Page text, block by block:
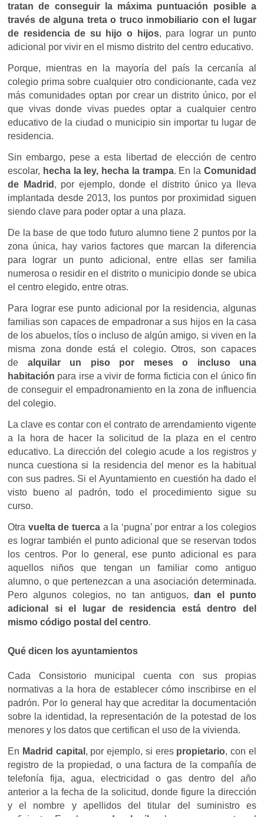
tratan de conseguir la máxima puntuación posible a
través de alguna treta o truco inmobiliario con el lugar
de residencia de su hijo o hijos, para lograr un punto
adicional por vivir en el mismo distrito del centro educativo.
Porque, mientras en la mayoría del país la cercanía al
colegio prima sobre cualquier otro condicionante, cada vez
más comunidades optan por crear un distrito único, por el
que vivas donde vivas puedes optar a cualquier centro
educativo de la ciudad o municipio sin importar tu lugar de
residencia.
Sin embargo, pese a esta libertad de elección de centro
escolar, hecha la ley, hecha la trampa. En laComunidad
de Madrid , por ejemplo, donde el distrito único ya lleva
implantada desde 2013, los puntos por proximidad siguen
siendo clave para poder optar a una plaza.
De la base de que todo futuro alumno tiene 2 puntos por la
zona única, hay varios factores que marcan la diferencia
para lograr un punto adicional, entre ellas ser familia
numerosa o residir en el distrito o municipio donde se ubica
el centro elegido, entre otras.
Para lograr ese punto adicional por la residencia, algunas
familias son capaces de empadronar a sus hijos en la casa
de los abuelos, tíos o incluso de algún amigo, si viven en la
misma zona donde está el colegio. Otros, son capaces
de alquilar un piso por meses o incluso una
habitación para irse a vivir de forma ficticia con el único fin
de conseguir el empadronamiento en la zona de influencia
del colegio.
La clave es contar con el contrato de arrendamiento vigente
a la hora de hacer la solicitud de la plaza en el centro
educativo. La dirección del colegio acude a los registros y
nunca cuestiona si la residencia del menor es la habitual
con sus padres. Si el Ayuntamiento en cuestión ha dado el
visto bueno al padrón, todo el procedimiento sigue su
curso.
Otra vuelta de tuercaa la ‘pugna’ por entrar a los colegios
es lograr también el punto adicional que se reservan todos
los centros. Por lo general, ese punto adicional es para
aquellos niños que tengan un familiar como antiguo
alumno, o que pertenezcan a una asociación determinada.
Pero algunos colegios, no tan antiguos,dan el punto
adicional si el lugar de residencia está dentro del
mismo código postal del centro.
Qué dicen los ayuntamientos
Cada Consistorio municipal cuenta con sus propias
normativas a la hora de establecer cómo inscribirse en el
padrón. Por lo general hay que acreditar la documentación
sobre la identidad, la representación de la potestad de los
menores y los datos que certifican el uso de la vivienda.
En Madrid capital , por ejemplo, si eres propietario, con el
registro de la propiedad, o una factura de la compañía de
telefonía fija, agua, electricidad o gas dentro del año
anterior a la fecha de la solicitud, donde figure la dirección
y el nombre y apellidos del titular del suministro es